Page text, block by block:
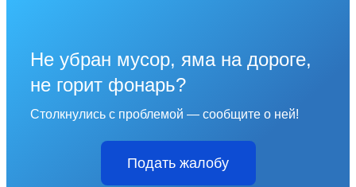
Не убран мусор, яма на дороге,
не горит фонарь?
Столкнулись с проблемой — сообщите о ней!
Подать жалобу